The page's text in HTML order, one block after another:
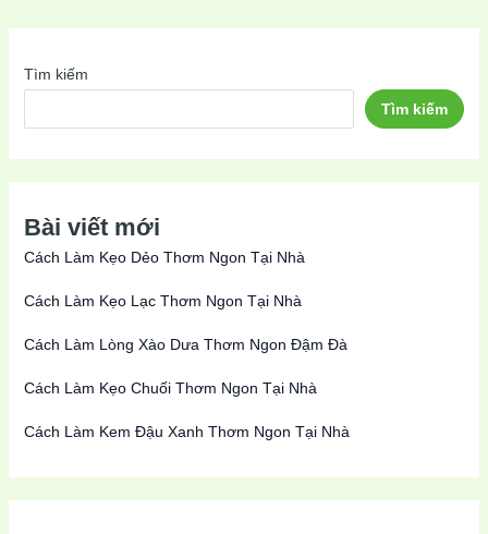
Tìm kiếm
Tìm kiếm
Bài viết mới
Cách Làm Kẹo Dẻo Thơm Ngon Tại Nhà
Cách Làm Kẹo Lạc Thơm Ngon Tại Nhà
Cách Làm Lòng Xào Dưa Thơm Ngon Đậm Đà
Cách Làm Kẹo Chuối Thơm Ngon Tại Nhà
Cách Làm Kem Đậu Xanh Thơm Ngon Tại Nhà